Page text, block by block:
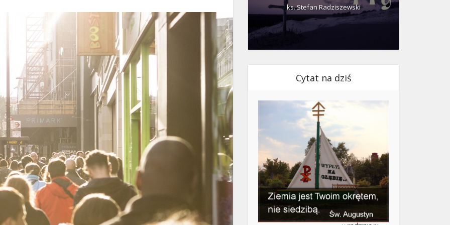
ks. Stefan Radziszewski
Cytat na dziś